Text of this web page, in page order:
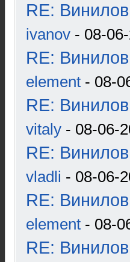
RE:
ivanov - 08-
RE:
element - 08-
RE:
vitaly - 08-06-
RE:
vladli - 08-06-
RE:
element - 08-
RE: